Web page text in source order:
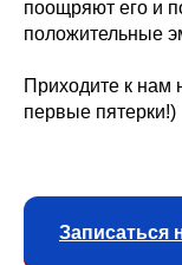
поощряют его и
положительные
Приходите к нам
первые пятерки!)
Записаться